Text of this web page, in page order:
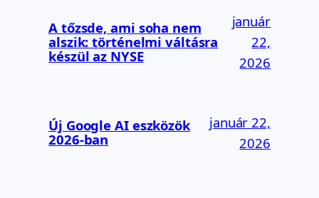
A tőzsde, ami soha nem
alszik: történelmi váltásra
készül az NYSE
január
22,
2026
Új Google AI eszközök
2026-ban
január 22,
2026